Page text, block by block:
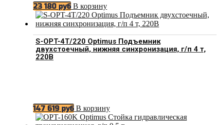
23 180 руб В корзину
S-OPT-4T/220 Optimus Подъемник
двухстоечный, нижняя синхронизация, г/п 4 т,
220В
147 619 руб В корзину